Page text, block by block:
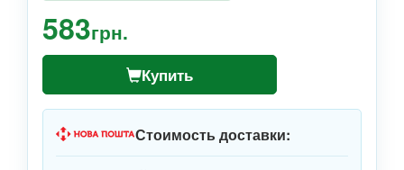
583грн.
Купить
Стоимость доставки: